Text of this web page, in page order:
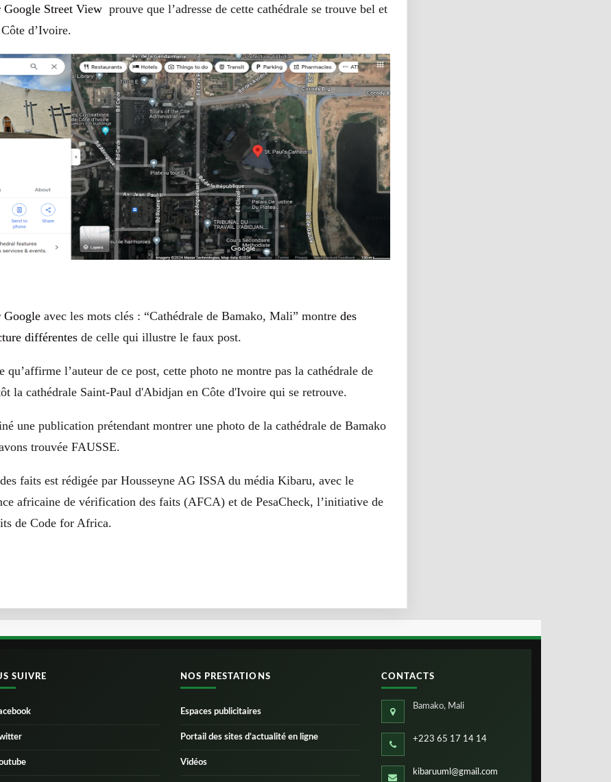
Google Street View prouve que l’adresse de cette cathédrale se trouve bel et
d’Ivoire.
Google avec les mots clés : “Cathédrale de Bamako, Mali” montre des
différentes de celle qui illustre le faux post.
qu’affirme l’auteur de ce post, cette photo ne montre pas la cathédrale de
la cathédrale Saint-Paul d'Abidjan en Côte d'Ivoire qui se retrouve.
une publication prétendant montrer une photo de la cathédrale de Bamako
trouvée FAUSSE.
faits est rédigée par Housseyne AG ISSA du média Kibaru, avec le
africaine de vérification des faits (AFCA) et de PesaCheck, l’initiative de
de Code for Africa.
SUIVRE NOS PRESTATIONS
Espaces publicitaires
Portail des sites d’actualité en ligne
Vidéos
CONTACTS
Bamako, Mali
+223 65 17 14 14
kibaruuml@gmail.com